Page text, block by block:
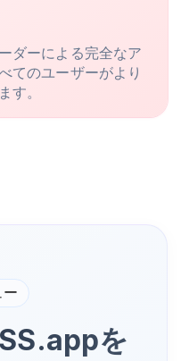
ダーによる完全なア
てのユーザーがより
す。
ー
を